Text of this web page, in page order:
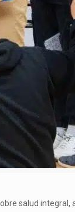
salud